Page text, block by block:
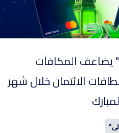
يضاعف المكافآت
الائتمان خلال شهر